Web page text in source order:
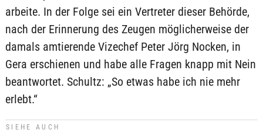
arbeite. In der Folge sei ein Vertreter dieser Behörde,
nach der Erinnerung des Zeugen möglicherweise der
damals amtierende Vizechef Peter Jörg Nocken, in
Gera erschienen und habe alle Fragen knapp mit Nein
beantwortet. Schultz: „So etwas habe ich nie mehr
erlebt.“
SIEHE AUCH